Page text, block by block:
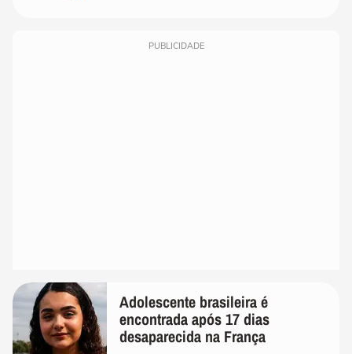
PUBLICIDADE
Adolescente brasileira é
encontrada após 17 dias
desaparecida na França